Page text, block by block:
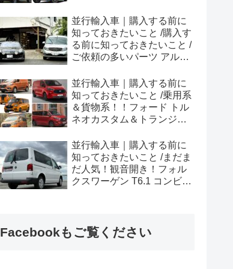
め！
並行輸入車｜購入する前に
知っておきたいこと /購入す
る前に知っておきたいこと /
ご依頼の多いパーツ アルピ
やカスタム・チューニング
パーツも何とかなる！②
並行輸入車｜購入する前に
知っておきたいこと /乗用系
＆貨物系！！フォード トル
ネオカスタム＆トランジッ
め！
並行輸入車｜購入する前に
知っておきたいこと /まだま
だ人気！観音開き！フォル
クスワーゲン T6.1 コンビ横
Facebookもご覧ください